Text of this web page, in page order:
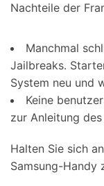
Nachteile der
Manchmal
Jailbreaks.
System neu und
Keine
zur Anleitung
Halten Sie sich
Samsung-Handy